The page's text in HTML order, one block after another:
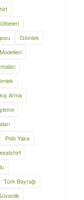
Gömlek
Arma
Polo Yaka
Türk Bayrağı